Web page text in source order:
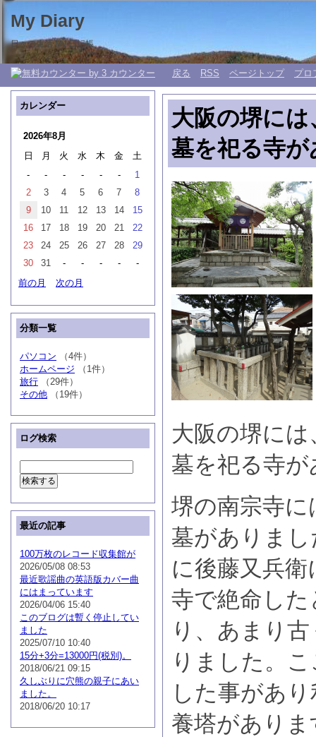
My Diary
日々の生活 My 日記帳。
戻る RSS ページトップ プロ
大阪の堺に
墓を祀る寺
大阪の堺に
墓を祀る寺
堺の南宗寺
墓がありま
に後藤又兵
寺で絶命し
り、あまり
りました。
した事があ
養塔がありま
カレンダー
2026年8月
日
月 火 水 木 金
土
-
- - - - -
1
2
3 4 5 6 7
8
9
10 11 12 13 14
15
16
17 18 19 20 21
22
23
24 25 26 27 28
29
30
31 - - - -
-
前の月
次の月
分類一覧
パソコン （4件）
ホームページ （1件）
旅行 （29件）
その他 （19件）
ログ検索
最近の記事
100万枚のレコード収集館が
2026/05/08 08:53
最近歌謡曲の英語版カバー曲
にはまっています
2026/04/06 15:40
このブログは暫く停止してい
ました
2025/07/10 10:40
15分+3分=13000円(税別)。
2018/06/21 09:15
久しぶりに穴熊の親子にあい
ました。
2018/06/20 10:17